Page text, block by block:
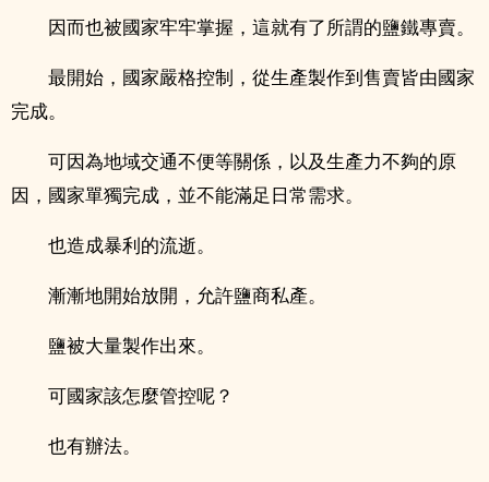
因而也被國家牢牢掌握，這就有了所謂的鹽鐵專賣。
最開始，國家嚴格控制，從生產製作到售賣皆由國家
完成。
可因為地域交通不便等關係，以及生產力不夠的原
因，國家單獨完成，並不能滿足日常需求。
也造成暴利的流逝。
漸漸地開始放開，允許鹽商私產。
鹽被大量製作出來。
可國家該怎麼管控呢？
也有辦法。